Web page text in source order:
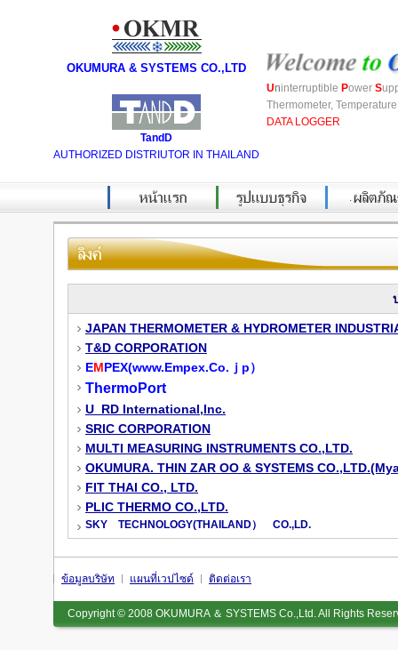
OKUMURA & SYSTEMS CO.,LTD
TandD
AUTHORIZED DISTRIUTOR IN THAILAND
Uninterruptible Power S
Thermometer,
DATA LOGGER
JAPAN THERMOMETER & HYDROMETER
T&D CORPORATION
EMPEX(www.Empex.Co.ｊp）
ThermoPort
U_RD International,Inc.
SRIC CORPORATION
MULTI MEASURING INSTRUMENTS CO.,LTD.
OKUMURA. THIN ZAR OO & SYSTEMS
FIT THAI CO., LTD.
PLIC THERMO CO.,LTD.
SKY TECHNOLOGY(THAILAND） CO.,LD.
ข้อมูลบริษัท แผนที่เวปไซด์ ติดต่อเรา
Copyright © 2008 OKUMURA ＆ SYSTEMS Co.,Ltd.All Rights